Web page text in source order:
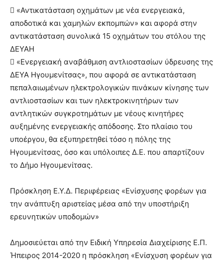
 «Αντικατάσταση οχημάτων με νέα ενεργειακά,
αποδοτικά και χαμηλών εκπομπών» και αφορά στην
αντικατάσταση συνολικά 15 οχημάτων του στόλου της
ΔΕΥΑΗ
 «Ενεργειακή αναβάθμιση αντλιοστασίων ύδρευσης της
ΔΕΥΑ Ηγουμενίτσας», που αφορά σε αντικατάσταση
πεπαλαιωμένων ηλεκτρολογικών πινάκων κίνησης των
αντλιοστασίων και των ηλεκτροκινητήρων των
αντλητικών συγκροτημάτων με νέους κινητήρες
αυξημένης ενεργειακής απόδοσης. Στο πλαίσιο του
υποέργου, θα εξυπηρετηθεί τόσο η πόλης της
Ηγουμενίτσας, όσο και υπόλοιπες Δ.Ε. που απαρτίζουν
το Δήμο Ηγουμενίτσας.
Πρόσκληση Ε.Υ.Δ. Περιφέρειας «Ενίσχυσης φορέων για
την ανάπτυξη αριστείας μέσα από την υποστήριξη
ερευνητικών υποδομών»
Δημοσιεύεται από την Ειδική Υπηρεσία Διαχείρισης Ε.Π.
Ήπειρος 2014-2020 η πρόσκληση «Ενίσχυση φορέων για